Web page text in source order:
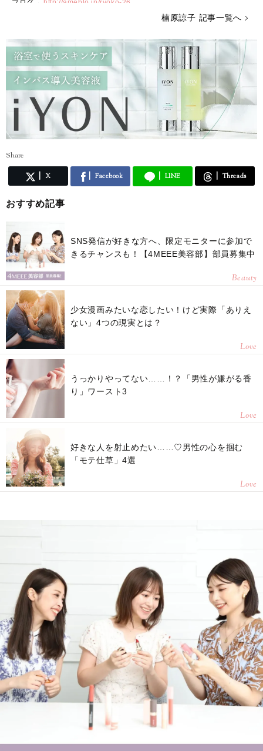
ブログ→ http://ameblo.jp/ryoko-26
https://instagram.com/ryokooo_2
a
楠原諒子 記事一覧へ
Share
X Facebook LINE Threads
おすすめ記事
SNS発信が好きな方へ、限定モニターに参加で
きるチャンスも！【4MEEE美容部】部員募集中
Beauty
少女漫画みたいな恋したい！けど実際「ありえ
ない」4つの現実とは？
Love
うっかりやってない……！？「男性が嫌がる香
り」ワースト3
Love
好きな人を射止めたい……♡男性の心を掴む
「モテ仕草」4選
Love